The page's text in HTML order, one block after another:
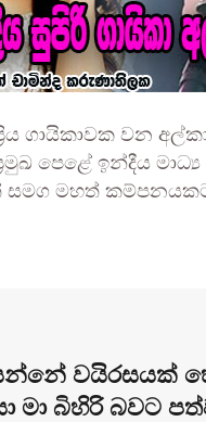
ගායිකාවක වන
පෙළේ ඉන්දීය
සමග මහත්
වයිරසයක්
මා බිහිරි බවට